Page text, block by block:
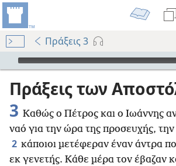
Πράξεις 3
Audio Player
Πράξεις των
3 Καθώς ο Πέτρος και ο Ιωάννης
ναό για την ώρα της προσευχής,
2 κάποιοι μετέφεραν έναν άντρα
εκ γενετής. Κάθε μέρα τον έβαζαν